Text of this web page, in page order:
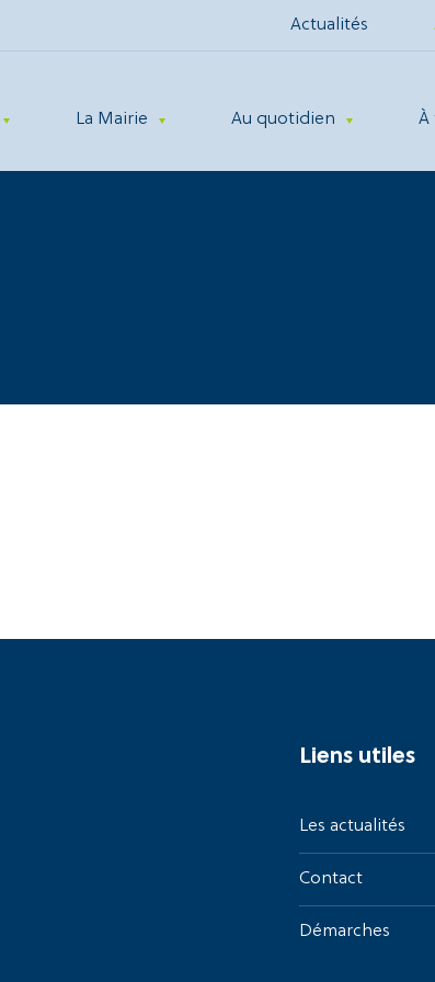
Actualités
La Mairie Au quotidien À
Liens utiles
Les actualités
Contact
Démarches